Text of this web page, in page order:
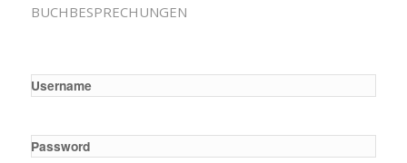
BUCHBESPRECHUNGEN
Username
Password